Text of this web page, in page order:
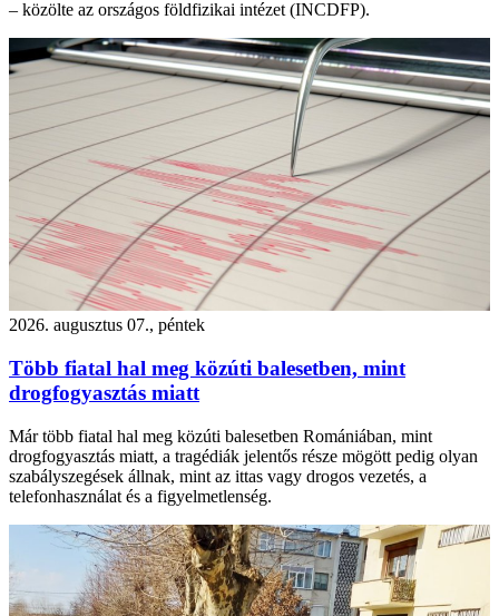
– közölte az országos földfizikai intézet (INCDFP).
2026. augusztus 07., péntek
Több fiatal hal meg közúti balesetben, mint
drogfogyasztás miatt
Már több fiatal hal meg közúti balesetben Romániában, mint
drogfogyasztás miatt, a tragédiák jelentős része mögött pedig olyan
szabályszegések állnak, mint az ittas vagy drogos vezetés, a
telefonhasználat és a figyelmetlenség.